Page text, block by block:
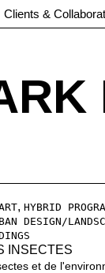
Clients &
, HYBRID
DESIGN/
INSECTES
et de